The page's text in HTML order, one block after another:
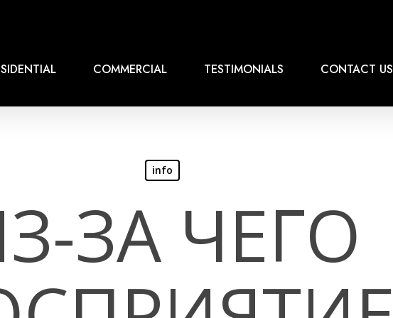
COMMERCIAL TESTIMONIALS CONTACT US
info
ЗА ЧЕГО